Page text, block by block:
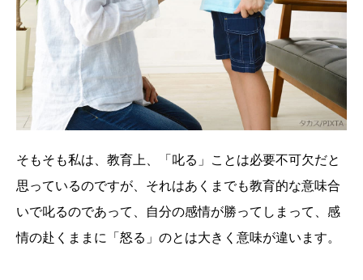
そもそも私は、教育上、「叱る」ことは必要不可欠だと
思っているのですが、それはあくまでも教育的な意味合
いで叱るのであって、自分の感情が勝ってしまって、感
情の赴くままに「怒る」のとは大きく意味が違います。